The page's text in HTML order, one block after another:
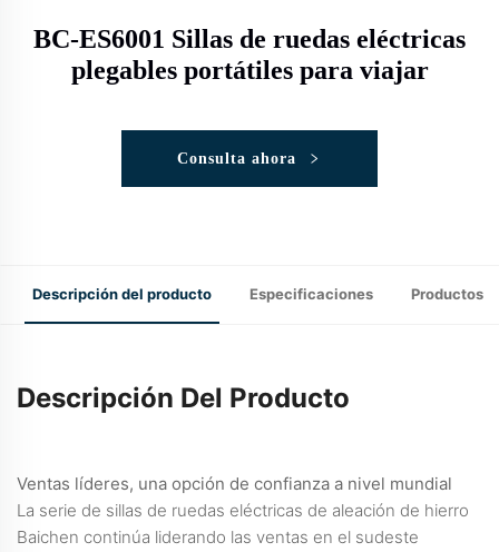
BC-ES6001 Sillas de ruedas eléctricas
plegables portátiles para viajar
Consulta ahora
Descripción del producto Especificaciones Productos
Descripción Del Producto
Ventas líderes, una opción de confianza a nivel mundial
La serie de sillas de ruedas eléctricas de aleación de hierro
Baichen continúa liderando las ventas en el sudeste